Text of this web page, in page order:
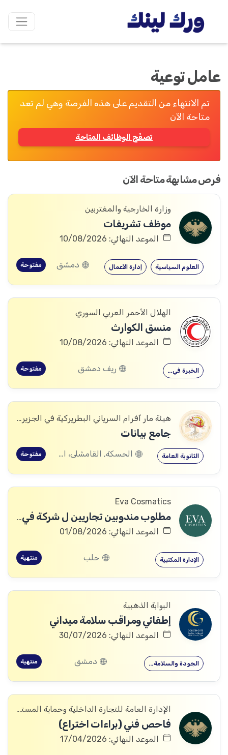
عامل توعية
تم الانتهاء من التقديم على هذه الفرصة وهي لم تعد
متاحة الآن
تصفّح الوظائف المتاحة
فرص مشابهة متاحة الآن
وزارة الخارجية والمغتربين
موظف تشريفات
الموعد النهائي: 10/08/2026
إدارة الأعمال العلوم السياسية دمشق مفتوحة
الهلال الأحمر العربي السوري
منسق الكوارث
الموعد النهائي: 10/08/2026
الخبرة في… ريف دمشق مفتوحة
هيئة مار آفرام السرياني البطريركية في الجزيرة والفرات
جامع بيانات
الثانوية العامة الحسكة, القامشلى، الحسكة, الكرامة، الرقة, اليعربية، المالكية، الحسكة, العريشة، الحسكة, الشدادي، الحسكة مفتوحة
Eva Cosmatics
مطلوب مندوبين تجاريين ل شركة في مجال المنتجات الطبية التجميلية
الموعد النهائي: 01/08/2026
الإدارة المكتبية حلب منتهية
البوابة الذهبية
إطفائي ومراقب سلامة ميداني
الموعد النهائي: 30/07/2026
الجودة والسلامة… دمشق منتهية
الإدارة العامة للتجارة الداخلية وحماية المستهلك
فاحص فني (براءات اختراع)
الموعد النهائي: 17/04/2026